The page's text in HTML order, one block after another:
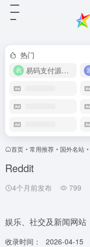
热门
易码支付源码下载
首页 • 常用推荐 • 国外名站 •
Reddit
4个月前发布 799
娱乐、社交及新闻网站
收录时间：
2026-04-15